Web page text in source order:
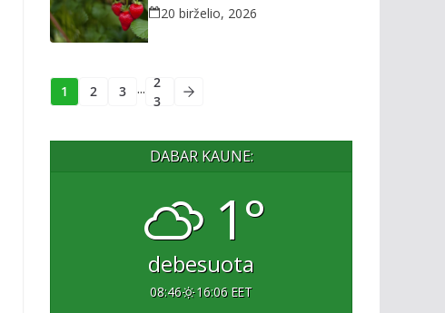
20 birželio, 2026
1 2 3 ... 2
3
DABAR KAUNE:
1°
debesuota
08:46 16:06 EET